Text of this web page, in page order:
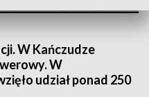
W Kańczudze
W
udział ponad 250